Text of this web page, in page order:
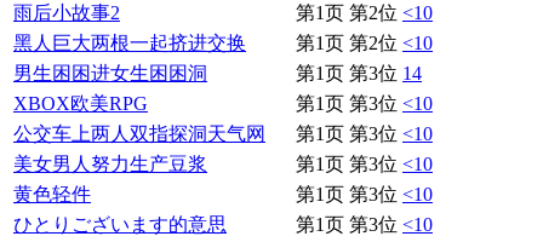
雨后小故事2
第1页 第2位 <10
黑人巨大两根一起挤进交换
第1页 第2位 <10
男生困困进女生困困洞
第1页 第3位 14
XBOX欧美RPG
第1页 第3位 <10
公交车上两人双指探洞天气网
第1页 第3位 <10
美女男人努力生产豆浆
第1页 第3位 <10
黄色轻件
第1页 第3位 <10
ひとりございます的意思
第1页 第3位 <10